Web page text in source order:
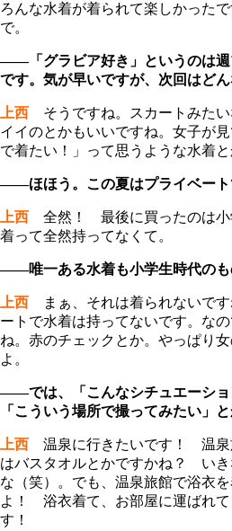
ろんな水着が着られて楽しかった
で。
――「グラビア好き」というのは週
です。気が早いですが、次回はど
上西 そうですね。スカートみた
イイのとかもいいですね。女子が
で着たい！」って思うような水着と
――ほほう。この夏はプライベート
上西
全然！ 最後に買ったのは小
着って全然持ってなくて。
――唯一ある水着も小学生時代のも
上西 まぁ、それは着られないで
ートで水着は持ってないです。な
ね。赤のチェックとか。やっぱり
よ。
――では、「こんなシチュエーショ
「こういう場所で撮ってみたい」
上西 温泉に行きたいです！ 温
はバスタオルとかですかね？ い
な（笑）。でも、温泉旅館で浴衣
よ！ 浴衣着て、お部屋に運ばれ
す！